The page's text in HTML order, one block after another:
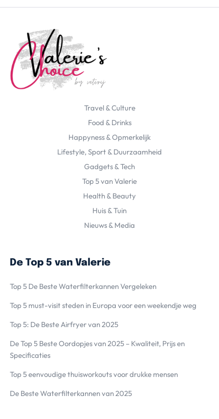
Travel & Culture
Food & Drinks
Happyness & Opmerkelijk
Lifestyle, Sport & Duurzaamheid
Gadgets & Tech
Top 5 van Valerie
Health & Beauty
Huis & Tuin
Nieuws & Media
De Top 5 van Valerie
Top 5 De Beste Waterfilterkannen Vergeleken
Top 5 must-visit steden in Europa voor een weekendje weg
Top 5: De Beste Airfryer van 2025
De Top 5 Beste Oordopjes van 2025 – Kwaliteit, Prijs en
Specificaties
Top 5 eenvoudige thuisworkouts voor drukke mensen
De Beste Waterfilterkannen van 2025